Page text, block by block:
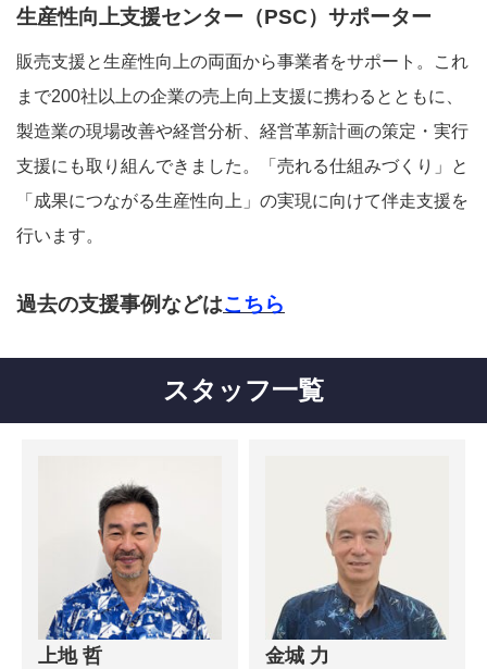
生産性向上支援センター（PSC）サポーター
販売支援と生産性向上の両面から事業者をサポート。これ
まで200社以上の企業の売上向上支援に携わるとともに、
製造業の現場改善や経営分析、経営革新計画の策定・実行
支援にも取り組んできました。「売れる仕組みづくり」と
「成果につながる生産性向上」の実現に向けて伴走支援を
行います。
過去の支援事例などはこちら
スタッフ一覧
上地 哲 金城 力